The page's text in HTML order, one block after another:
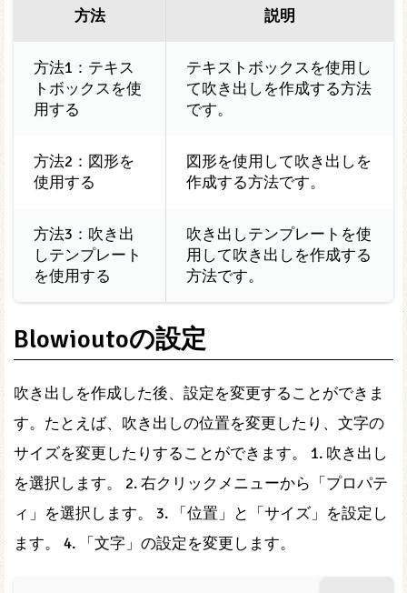
方法 説明
方法1：テキス
トボックスを使
用する
テキストボックスを使用し
て吹き出しを作成する方法
です。
方法2：図形を
使用する
図形を使用して吹き出しを
作成する方法です。
方法3：吹き出
しテンプレート
を使用する
吹き出しテンプレートを使
用して吹き出しを作成する
方法です。
Blowioutoの設定
吹き出しを作成した後、設定を変更することができま
す。たとえば、吹き出しの位置を変更したり、文字の
サイズを変更したりすることができます。 1. 吹き出し
を選択します。 2. 右クリックメニューから「プロパテ
ィ」を選択します。 3. 「位置」と「サイズ」を設定し
ます。 4. 「文字」の設定を変更します。